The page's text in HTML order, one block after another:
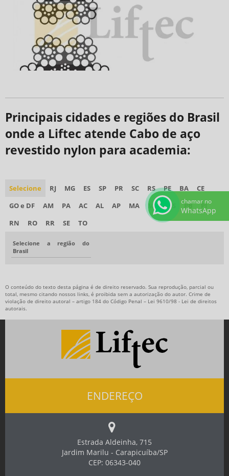
Principais cidades e regiões do Brasil
onde a Liftec atende Cabo de aço
revestido nylon para academia:
Selecione RJ MG ES SP PR SC RS PE BA
CE
GO e DF
AM PA AC AL AP MA MT MS PB
PI
RN
RO RR SE TO
Selecione a região do
Brasil
O conteúdo do texto desta página é de direito reservado. Sua reprodução, parcial ou
total, mesmo citando nossos links, é proibida sem a autorização do autor. Crime de
violação de direito autoral – artigo 184 do Código Penal – Lei 9610/98 - Lei de direitos
autorais.
ENDEREÇO
Estrada Aldeinha, 715
Jardim Marilu - Carapicuíba/SP
CEP: 06343-040
chamar no
WhatsApp